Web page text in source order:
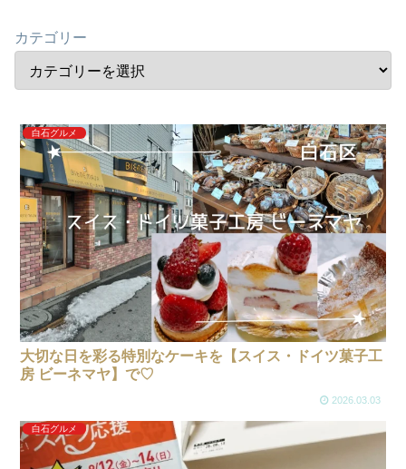
カテゴリー
白石グルメ
大切な日を彩る特別なケーキを【スイス・ドイツ菓子工
房 ビーネマヤ】で♡
2026.03.03
白石グルメ